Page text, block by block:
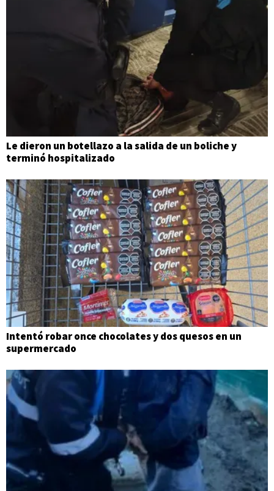
Le dieron un botellazo a la salida de un boliche y
terminó hospitalizado
Intentó robar once chocolates y dos quesos en un
supermercado